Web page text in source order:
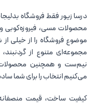
درسا زیور فقط فروشگاه
محصولات مسی،
موضوع فروشگاه را از خیلی
مجموعه‌ای متنوع از
نیم‌ست و همچنین محصولات
می‌کنیم انتخاب را برای شما
کیفیت ساخت، قیمت